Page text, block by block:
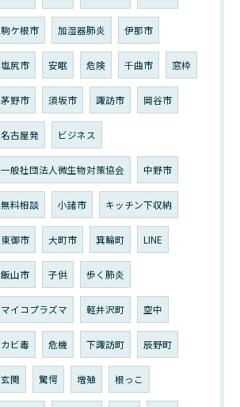
駒ケ根市 加湿器肺炎 伊那市
塩尻市 安眠 危険 千曲市 窓枠
茅野市 須坂市 諏訪市 岡谷市
名古屋発 ビジネス
一般社団法人微生物対策協会 中野市
無料相談 小諸市 キッチン下収納
東御市 大町市 箕輪町 LINE
飯山市 子供 歩く肺炎
マイコプラズマ 軽井沢町 空中
カビ毒 危機 下諏訪町 辰野町
玄関 驚愕 増殖 根っこ